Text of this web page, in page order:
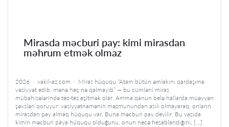
Mirasda məcburi pay: kimi mirasdan
məhrum etmək olmaz
2026 · vakil-az.com · Miras hüququ “Atam bütün əmlakını qardaşıma
vəsiyyət edib, mənə heç nə qalmayıb” — bu cümləni miras
mübahisələrində tez-tez eşitmək olar. Amma qanun belə hallarda müəyyən
şəxsləri qoruyur: vəsiyyətnamənin məzmunundan asılı olmayaraq, onların
mirasdan pay almaq hüququ var. Buna məcburi pay deyilir. Bu yazıda
kimin məcburi paya hüququ olduğunu, onun necə hesablandığını, […]